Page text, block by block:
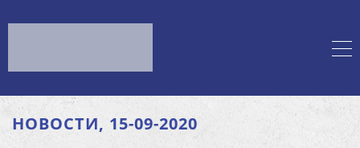
НОВОСТИ, 15-09-2020